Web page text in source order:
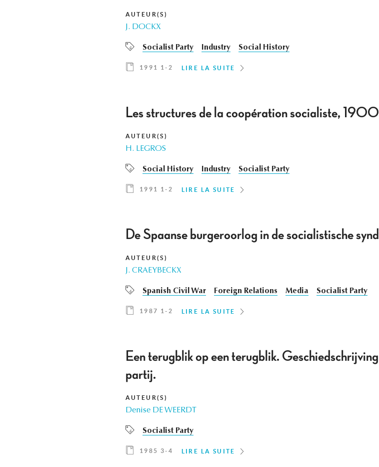
AUTEUR(S)
J. DOCKX
Socialist Party Industry Social History
1991 1-2 LIRE LA SUITE
Les structures de la coopération socialiste,
AUTEUR(S)
H. LEGROS
Social History Industry Socialist Party
1991 1-2 LIRE LA SUITE
De Spaanse burgeroorlog in de socialistische
AUTEUR(S)
J. CRAEYBECKX
Spanish Civil War Foreign Relations Media Socialist Party
1987 1-2 LIRE LA SUITE
Een terugblik op een terugblik.
partij.
AUTEUR(S)
Denise DE WEERDT
Socialist Party
1985 3-4 LIRE LA SUITE